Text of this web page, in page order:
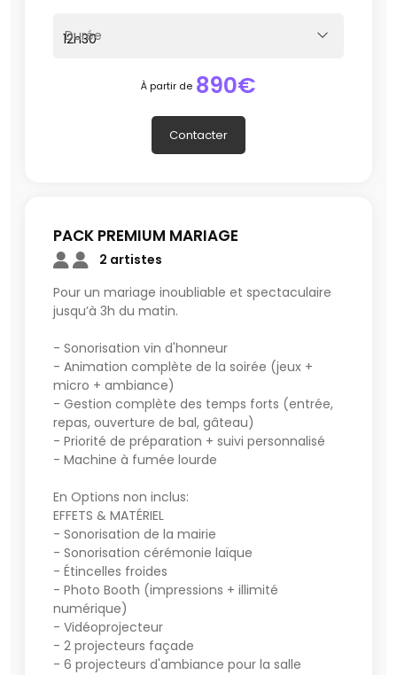
Durée
À partir de 890€
Contacter
PACK PREMIUM MARIAGE
2 artistes
Pour un mariage inoubliable et spectaculaire
jusqu’à 3h du matin.
- Sonorisation vin d'honneur
- Animation complète de la soirée (jeux +
micro + ambiance)
- Gestion complète des temps forts (entrée,
repas, ouverture de bal, gâteau)
- Priorité de préparation + suivi personnalisé
- Machine à fumée lourde
En Options non inclus:
EFFETS & MATÉRIEL
- Sonorisation de la mairie
- Sonorisation cérémonie laïque
- Étincelles froides
- Photo Booth (impressions + illimité
numérique)
- Vidéoprojecteur
- 2 projecteurs façade
- 6 projecteurs d'ambiance pour la salle